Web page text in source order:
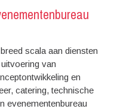
scala aan diensten
van
en
catering, technische
evenementenbureau